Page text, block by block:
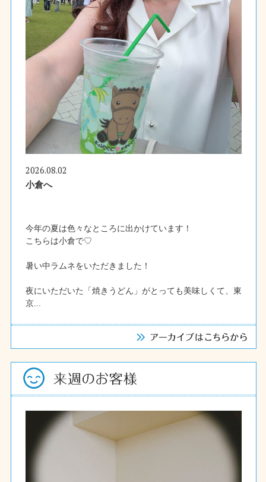
2026.08.02
小倉へ
今年の夏は色々なところに出かけています！
こちらは小倉で♡
暑い中ラムネをいただきました！
夜にいただいた「焼きうどん」がとっても美味しくて、東
京...